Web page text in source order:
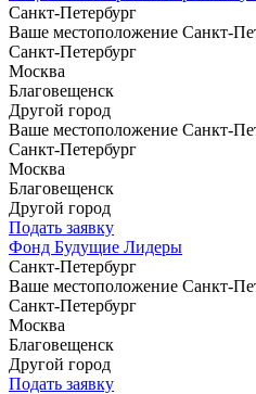
Санкт-Петербург
Ваше местоположение Санкт-
Санкт-Петербург
Москва
Благовещенск
Другой город
Ваше местоположение Санкт-
Санкт-Петербург
Москва
Благовещенск
Другой город
Подать заявку
Фонд Будущие Лидеры
Санкт-Петербург
Ваше местоположение Санкт-
Санкт-Петербург
Москва
Благовещенск
Другой город
Подать заявку